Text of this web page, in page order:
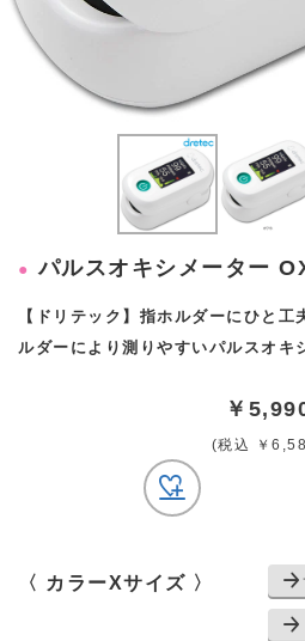
パルスオキシメーター
【ドリテック】指ホルダーにひと
ルダーにより測りやすいパルスオキ
￥
(税込 ￥
〈 カラーXサイズ 〉